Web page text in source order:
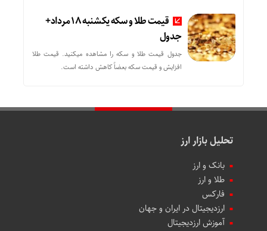
قیمت طلا و سکه یکشنبه 18 مرداد+
جدول
جدول قیمت طلا و سکه را مشاهده میکنید. قیمت‌ طلا
افزایش و قیمت سکه بعضاً کاهش داشته است.
تحلیل بازار ارز
بانک و ارز
طلا و ارز
فارکس
ارزدیجیتال در ایران و جهان
آموزش ارزدیجیتال